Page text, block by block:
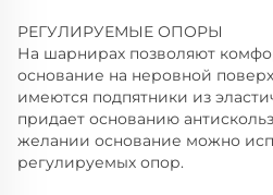
РЕГУЛИРУЕМЫЕ ОПОРЫ
На шарнирах позволяют
основание на неровной
имеются подпятники из
придает основанию
желании основание можно
регулируемых опор.